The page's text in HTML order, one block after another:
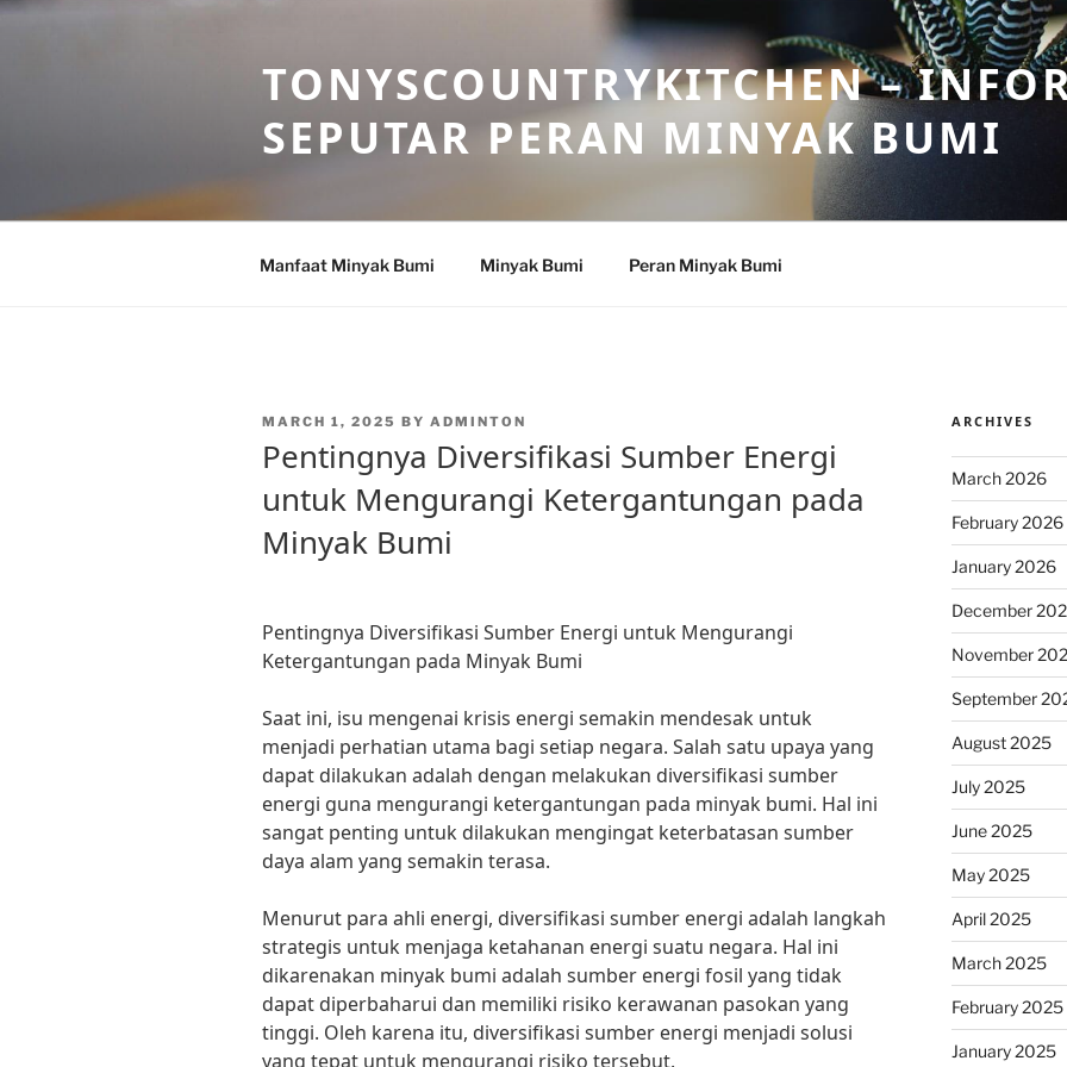
Skip
TONYSCOUNTRYKITCHEN –
SEPUTAR PERAN MINYAK BUMI
Manfaat Minyak Bumi Minyak Bumi Peran Minyak Bumi
POSTED
MARCH 1, 2025 BY ADMINTON
Pentingnya Diversifikasi Sumber Energi
untuk Mengurangi Ketergantungan pada
Minyak Bumi
Pentingnya Diversifikasi Sumber Energi untuk Mengurangi
Ketergantungan pada Minyak Bumi
Saat ini, isu mengenai krisis energi semakin mendesak untuk
menjadi perhatian utama bagi setiap negara. Salah satu upaya yang
dapat dilakukan adalah dengan melakukan diversifikasi sumber
energi guna mengurangi ketergantungan pada minyak bumi. Hal ini
sangat penting untuk dilakukan mengingat keterbatasan sumber
daya alam yang semakin terasa.
Menurut para ahli energi, diversifikasi sumber energi adalah langkah
strategis untuk menjaga ketahanan energi suatu negara. Hal ini
dikarenakan minyak bumi adalah sumber energi fosil yang tidak
dapat diperbaharui dan memiliki risiko kerawanan pasokan yang
tinggi. Oleh karena itu, diversifikasi sumber energi menjadi solusi
yang tepat untuk mengurangi risiko tersebut.
ARCHIVES
March 2026
February 2026
January 2026
December
November
September
August 2025
July 2025
June 2025
May 2025
April 2025
March 2025
February 2025
January 2025